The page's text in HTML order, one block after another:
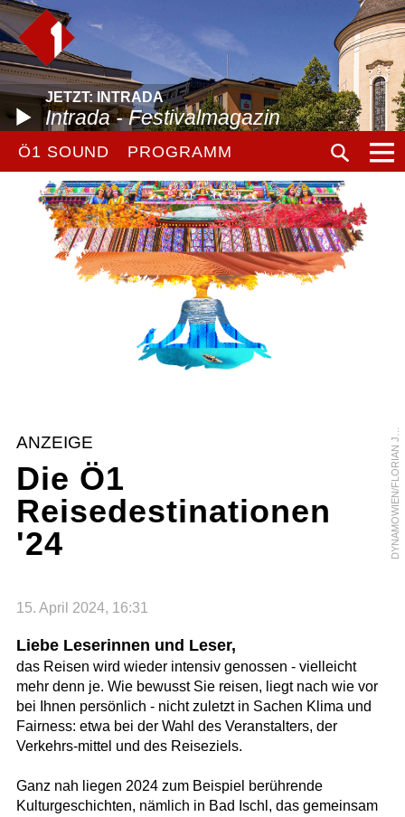
JETZT: INTRADA
Intrada - Festivalmagazin
Ö1 SOUND PROGRAMM
D
Y
N
A
M
O
W
I
E
N
/
F
L
O
R
I
A
N
J
U
N
G
W
I
R
T
H
ANZEIGE
Die Ö1
Reisedestinationen
'24
15. April 2024, 16:31
Liebe Leserinnen und Leser,
das Reisen wird wieder intensiv genossen - vielleicht
mehr denn je. Wie bewusst Sie reisen, liegt nach wie vor
bei Ihnen persönlich - nicht zuletzt in Sachen Klima und
Fairness: etwa bei der Wahl des Veranstalters, der
Verkehrs-mittel und des Reiseziels.
Ganz nah liegen 2024 zum Beispiel berührende
Kulturgeschichten, nämlich in Bad Ischl, das gemeinsam